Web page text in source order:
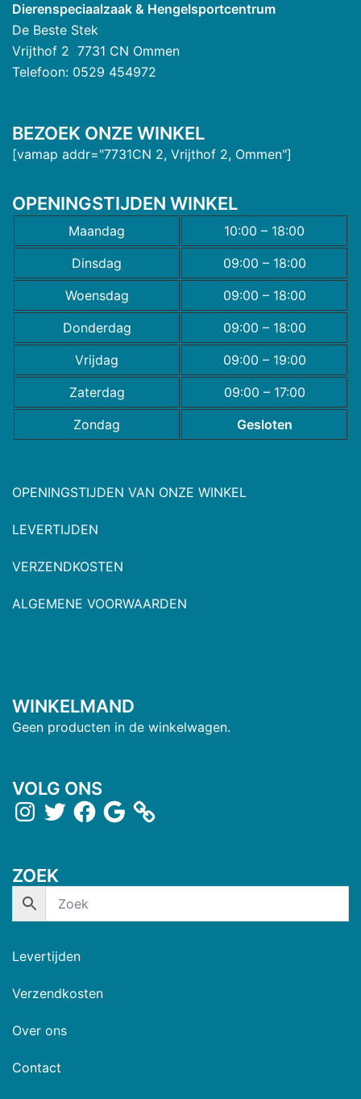
Dierenspeciaalzaak & Hengelsportcentrum
De Beste Stek
Vrijthof 2 7731 CN Ommen
Telefoon: 0529 454972
BEZOEK ONZE WINKEL
[vamap addr="7731CN 2, Vrijthof 2, Ommen"]
OPENINGSTIJDEN WINKEL
Maandag
10:00 – 18:00
Dinsdag
09:00 – 18:00
Woensdag
09:00 – 18:00
Donderdag
09:00 – 18:00
Vrijdag
09:00 – 19:00
Zaterdag
09:00 – 17:00
Zondag
Gesloten
OPENINGSTIJDEN VAN ONZE WINKEL
LEVERTIJDEN
VERZENDKOSTEN
ALGEMENE VOORWAARDEN
WINKELMAND
Geen producten in de winkelwagen.
VOLG ONS
ZOEK
Levertijden
Verzendkosten
Over ons
Contact